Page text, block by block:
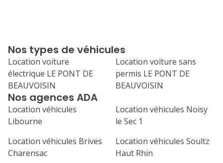
24 25 26
31
lu ma me je
ve
2
7 8 9 10 11
Nos agences ADA
Location véhicules
Libourne
Location véhicules Noisy
le Sec 1
Location véhicules Brives
Charensac
Location véhicules Soultz
Haut Rhin
Nos types de véhicules
Location voiture
électrique LE PONT DE
BEAUVOISIN
Location voiture sans
permis LE PONT DE
BEAUVOISIN